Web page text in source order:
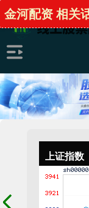
上证指数
金河配资 相关